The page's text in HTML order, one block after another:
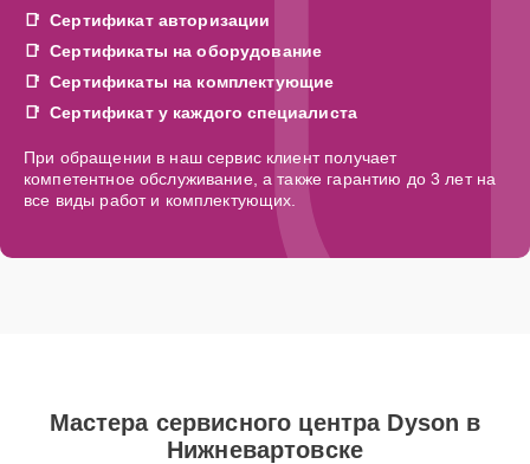
Сертификат авторизации
Сертификаты на оборудование
Сертификаты на комплектующие
Сертификат у каждого специалиста
При обращении в наш сервис клиент получает
компетентное обслуживание, а также гарантию до 3 лет на
все виды работ и комплектующих.
Мастера сервисного центра Dyson в
Нижневартовске